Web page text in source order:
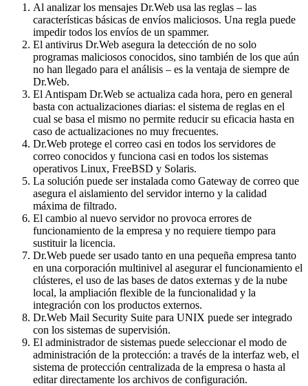
Al analizar los mensajes Dr.Web usa las reglas – las
características básicas de envíos maliciosos. Una regla puede
impedir todos los envíos de un spammer.
El antivirus Dr.Web asegura la detección de no solo
programas maliciosos conocidos, sino también de los que aún
no han llegado para el análisis – es la ventaja de siempre de
Dr.Web.
El Antispam Dr.Web se actualiza cada hora, pero en general
basta con actualizaciones diarias: el sistema de reglas en el
cual se basa el mismo no permite reducir su eficacia hasta en
caso de actualizaciones no muy frecuentes.
Dr.Web protege el correo casi en todos los servidores de
correo conocidos y funciona casi en todos los sistemas
operativos Linux, FreeBSD y Solaris.
La solución puede ser instalada como Gateway de correo que
asegura el aislamiento del servidor interno y la calidad
máxima de filtrado.
El cambio al nuevo servidor no provoca errores de
funcionamiento de la empresa y no requiere tiempo para
sustituir la licencia.
Dr.Web puede ser usado tanto en una pequeña empresa tanto
en una corporación multinivel al asegurar el funcionamiento el
clústeres, el uso de las bases de datos externas y de la nube
local, la ampliación flexible de la funcionalidad y la
integración con los productos externos.
Dr.Web Mail Security Suite para UNIX puede ser integrado
con los sistemas de supervisión.
El administrador de sistemas puede seleccionar el modo de
administración de la protección: a través de la interfaz web, el
sistema de protección centralizada de la empresa o hasta al
editar directamente los archivos de configuración.